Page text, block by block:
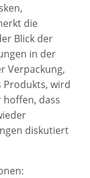
die
Blick der
in der
Verpackung,
Produkts, wird
dass
diskutiert